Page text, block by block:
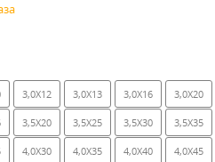
3,0X12 3,0X13 3,0X16 3,0X20
3,5X20 3,5X25 3,5X30 3,5X35
4,0X30 4,0X35 4,0X40 4,0X45